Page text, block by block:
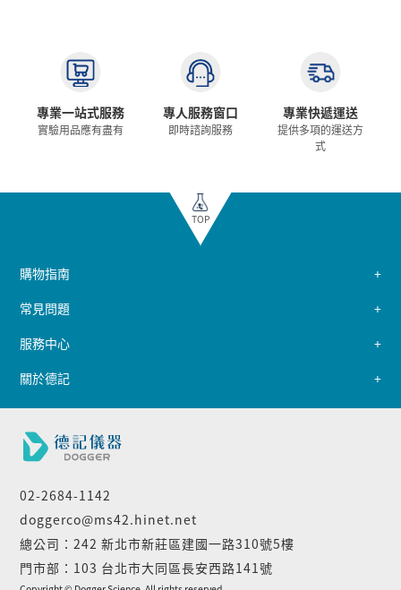
專業一站式服務
實驗用品應有盡有
專人服務窗口
即時諮詢服務
專業快遞運送
提供多項的運送方
式
TOP
02-2684-1142
doggerco@ms42.hinet.net
總公司：242 新北市新莊區建國一路310號5樓
門市部：103 台北市大同區長安西路141號
購物指南
常見問題
服務中心
關於德記